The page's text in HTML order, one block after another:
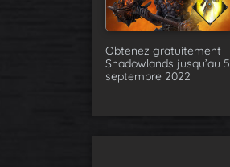
Obtenez gratuitement
Shadowlands jusqu’au 5
septembre 2022